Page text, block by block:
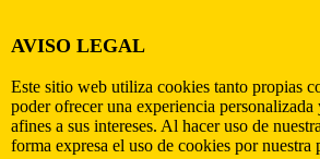
AVISO LEGAL
Este sitio web utiliza cookies tanto propias
poder ofrecer una experiencia
afines a sus intereses. Al hacer uso de
forma expresa el uso de cookies por nuestra